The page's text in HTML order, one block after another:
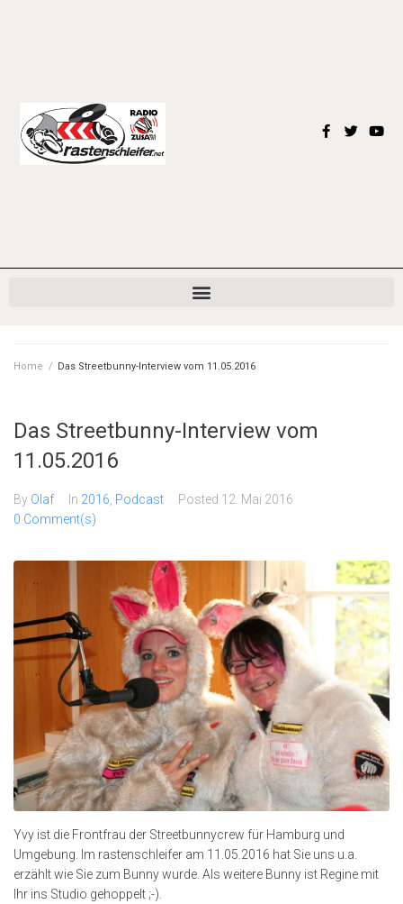
Home / Das Streetbunny-Interview vom 11.05.2016
Das Streetbunny-Interview vom
11.05.2016
By Olaf In 2016 Podcast Posted 12. Mai 2016
0 Comment(s)
Yvy ist die Frontfrau der Streetbunnycrew für Hamburg und
Umgebung. Im rastenschleifer am 11.05.2016 hat Sie uns u.a.
erzählt wie Sie zum Bunny wurde. Als weitere Bunny ist Regine mit
Ihr ins Studio gehoppelt ;-).